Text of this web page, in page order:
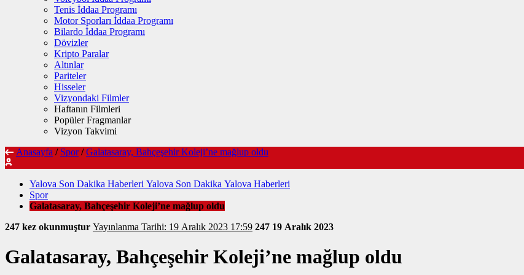
Tenis İddaa Programı
Motor Sporları İddaa Programı
Bilardo İddaa Programı
Dövizler
Kripto Paralar
Altınlar
Pariteler
Hisseler
Vizyondaki Filmler
Haftanın Filmleri
Popüler Fragmanlar
Vizyon Takvimi
Anasayfa / Spor / Galatasaray, Bahçeşehir Koleji’ne mağlup oldu
Yalova Son Dakika Haberleri Yalova Son Dakika Yalova Haberleri
Spor
Galatasaray, Bahçeşehir Koleji’ne mağlup oldu
247 kez okunmuştur
Yayınlanma Tarihi: 19 Aralık 2023 17:59 247 19 Aralık 2023
Galatasaray, Bahçeşehir Koleji’ne mağlup oldu